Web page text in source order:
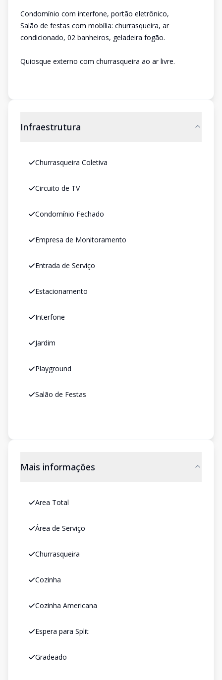
Condomínio com interfone, portão eletrônico,
Salão de festas com mobília: churrasqueira, ar
condicionado, 02 banheiros, geladeira fogão.
Quiosque externo com churrasqueira ao ar livre.
Infraestrutura
Churrasqueira Coletiva
Circuito de TV
Condomínio Fechado
Empresa de Monitoramento
Entrada de Serviço
Estacionamento
Interfone
Jardim
Playground
Salão de Festas
Mais informações
Area Total
Área de Serviço
Churrasqueira
Cozinha
Cozinha Americana
Espera para Split
Gradeado